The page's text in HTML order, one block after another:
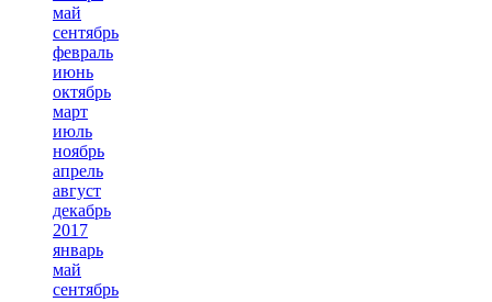
май
сентябрь
февраль
июнь
октябрь
март
июль
ноябрь
апрель
август
декабрь
2017
январь
май
сентябрь